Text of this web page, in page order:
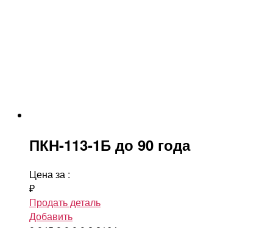
ПКН-113-1Б до 90 года
Цена за :
₽
Продать деталь
Добавить